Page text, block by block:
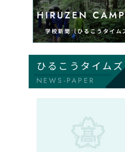
ひるこうタイムズ
NEWS-PAPER